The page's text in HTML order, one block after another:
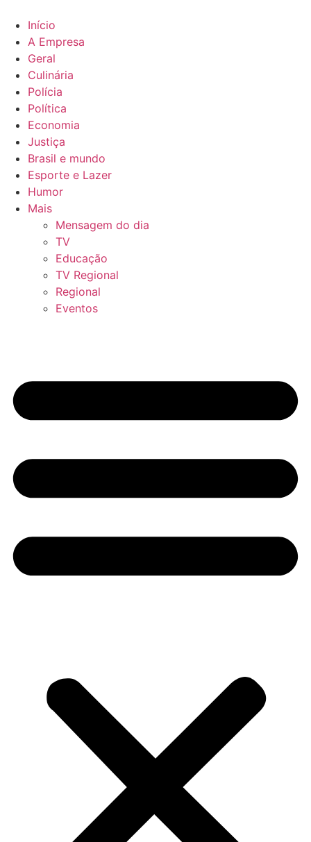
para
conteúdo
Início
A Empresa
Geral
Culinária
Polícia
Política
Economia
Justiça
Brasil e mundo
Esporte e Lazer
Humor
Mais
Mensagem do dia
TV
Educação
TV Regional
Regional
Eventos